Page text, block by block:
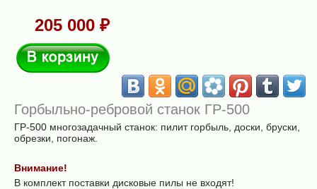
205 000 ₽
Горбыльно-ребровой станок ГР-500
ГР-500 многозадачный станок: пилит горбыль, доски, бруски,
обрезки, погонаж.
Внимание!
В комплект поставки дисковые пилы не входят!